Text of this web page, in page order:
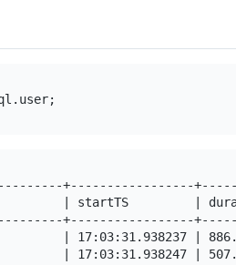
+-----------------
| startTS         |
+-----------------
17:03:31.938237 |
| 17:03:31.938247 |